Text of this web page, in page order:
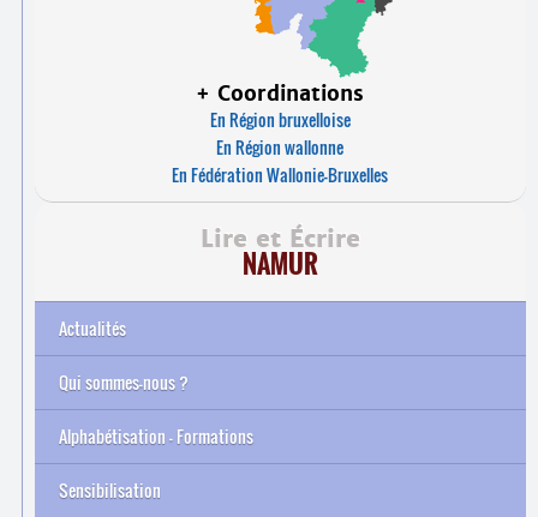
+ Coordinations
En Région bruxelloise
En Région wallonne
En Fédération Wallonie-Bruxelles
Lire et Écrire
NAMUR
Actualités
Qui sommes-nous ?
Alphabétisation – Formations
Sensibilisation